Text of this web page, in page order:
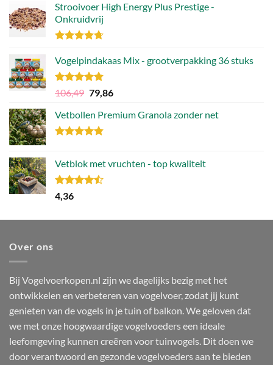
Strooivoer High Energy Plus Prestige -
Onkruidvrij
4.71uit 5
Vogelpindakaas Mix - grootverpakking 36 stuks
Gewaardeerd
uit 5
106,49 Oorspronkelijke
was:
106,49.
79,86Huidige
is:
Vetbollen Premium Granola zonder net
Vetblok met vruchten - top kwaliteit
Gewaardeerd
4.44
4,36
Over ons
Bij Vogelvoerkopen.nl zijn we dagelijks bezig met het
ontwikkelen en verbeteren van vogelvoer, zodat jij kunt
genieten van de vogels in je tuin of balkon. We geloven dat
we met onze hoogwaardige vogelvoeders een ideale
leefomgeving kunnen creëren voor tuinvogels. Dit doen we
door verantwoord en gezonde vogelvoeders aan te bieden